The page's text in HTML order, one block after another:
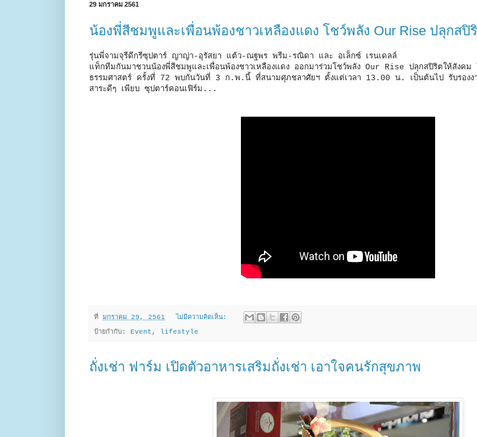
29 มกราคม 2561
น้องพี่สีชมพูและเพื่อนพ้องชาวเหลืองแดง โชว์พลัง Our Rise ปลุกสปิ
รุ่นพี่จามจุรีดีกรีซุปตาร์ ญาญ่า-อุรัสยา แต้ว-ณฐพร พรีม-รณิดา และ อเล็กซ์ เรนเดลล์
แท็กทีมกันมาชวนน้องพี่สีชมพูและเพื่อนพ้องชาวเหลืองแดง ออกมาร่วมโชว์พลัง Our Rise ปลุกสปิริตให้สังคม
ธรรมศาสตร์ ครั้งที่ 72 พบกันวันที่ 3 ก.พ.นี้ ที่สนามศุภชลาศัยฯ ตั้งแต่เวลา 13.00 น. เป็นต้นไป รับรองง
สาระดีๆ เพียบ ซุปตาร์คอนเฟิร์ม...
ที่ มกราคม 29, 2561
ไม่มีความคิดเห็น:
ป้ายกำกับ: Event , lifestyle
ถั่งเช่า ฟาร์ม เปิดตัวอาหารเสริมถั่งเช่า เอาใจคนรักสุขภาพ